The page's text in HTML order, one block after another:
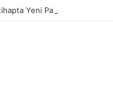
Yeni Paradigma